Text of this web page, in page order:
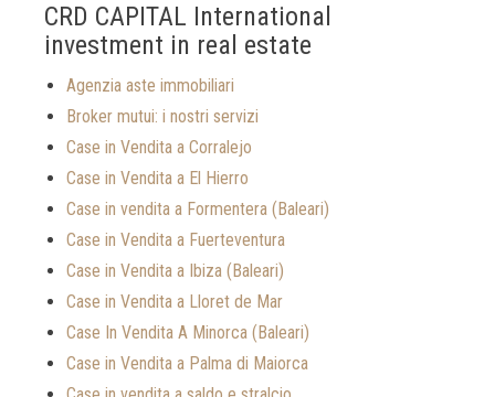
CRD CAPITAL International
investment in real estate
Agenzia aste immobiliari
Broker mutui: i nostri servizi
Case in Vendita a Corralejo
Case in Vendita a El Hierro
Case in vendita a Formentera (Baleari)
Case in Vendita a Fuerteventura
Case in Vendita a Ibiza (Baleari)
Case in Vendita a Lloret de Mar
Case In Vendita A Minorca (Baleari)
Case in Vendita a Palma di Maiorca